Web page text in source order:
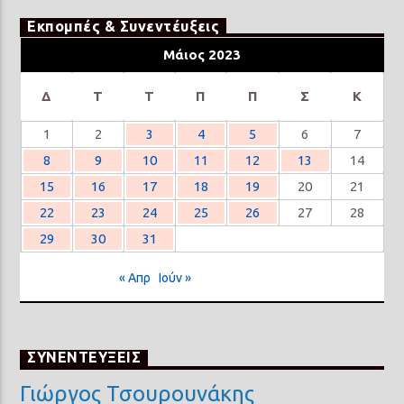
Εκπομπές & Συνεντέυξεις
Μάιος 2023
Δ Τ Τ Π Π Σ Κ
1 2 3 4 5 6
7
8
9 10 11 12 13
14
15
16 17 18 19 20
21
22
23 24 25 26 27
28
29
30 31
« Απρ Ιούν »
ΣΥΝΕΝΤΕΥΞΕΙΣ
Γιώργος Τσουρουνάκης